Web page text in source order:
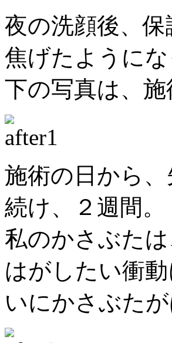
夜の洗顔後、
焦げたように
下の写真は、
施術の日から
続け、２週間。
私のかさぶた
はがしたい衝
いにかさぶた